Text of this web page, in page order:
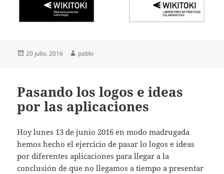
Publicado
20 julio, 2016 Autor
pablo
Pasando los logos e ideas
por las aplicaciones
Hoy lunes 13 de junio 2016 en modo madrugada
hemos hecho el ejercicio de pasar lo logos e ideas
por diferentes aplicaciones para llegar a la
conclusión de que no llegamos a tiempo a presentar